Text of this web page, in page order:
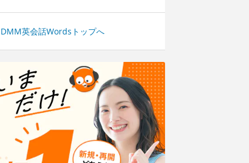
DMM英会話Wordsトップへ